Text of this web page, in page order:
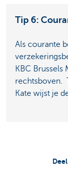
Tip 6:
Als courante
KBC
rechtsboven.
Kate wijst je